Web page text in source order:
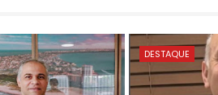
DESTAQUE